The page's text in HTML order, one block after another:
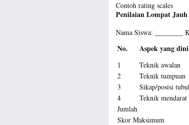
Contoh rating scales
Penilaian Lompat
Nama Siswa: ________
No. Aspek yang
1 Teknik awalan
2
Teknik tumpuan
3
Sikap/posisi
4
Teknik mendarat
Jumlah
Skor Maksimum